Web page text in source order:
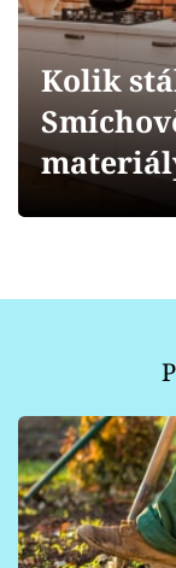
Přihlášení
Sledujte nás
Kolik